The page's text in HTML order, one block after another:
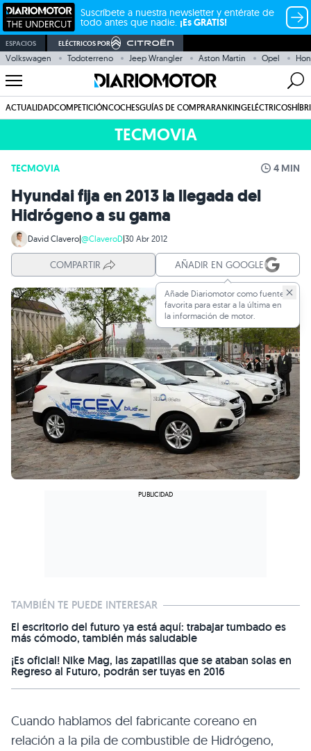
Suscríbete a nuestra newsletter y entérate de
todo antes que nadie. ¡Es GRATIS!
ESPACIOS ELÉCTRICOS POR
Volkswagen Todoterreno Jeep Wrangler Aston Martin Opel
ACTUALIDADCOMPETICIÓNCOCHESGUÍAS DE COMPRARANKINGELÉCTRICOS
TECMOVIA
TECMOVIA 4 MIN
Hyundai fija en 2013 la llegada del
Hidrógeno a su gama
David Clavero|@ClaveroD|30 Abr 2012
COMPARTIR AÑADIR EN GOOGLE
Añade Diariomotor como fuente
favorita para estar a la última en
la información de motor.
TAMBIÉN TE PUEDE INTERESAR
El escritorio del futuro ya está aquí: trabajar tumbado es
más cómodo, también más saludable
¡Es oficial! Nike Mag, las zapatillas que se ataban solas en
Regreso al Futuro, podrán ser tuyas en 2016
Cuando hablamos del fabricante coreano en
relación a la pila de combustible de Hidrógeno,